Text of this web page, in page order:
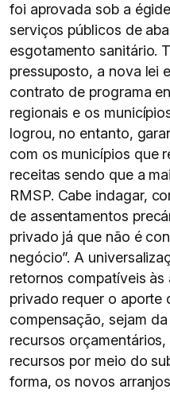
foi aprovada sob a
serviços públicos de
esgotamento sanitário.
pressuposto, a nova lei
contrato de programa
regionais e os
logrou, no entanto,
com os municípios que
receitas sendo que a
RMSP. Cabe indagar,
de assentamentos
privado já que não é
negócio”. A
retornos compatíveis
privado requer o aporte
compensação, sejam
recursos
recursos por meio do
forma, os novos